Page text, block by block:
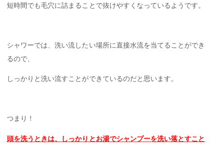
短時間でも毛穴に詰まることで抜けやすくなっているようです。
シャワーでは、洗い流したい場所に直接水流を当てることができ
るので、
しっかりと洗い流すことができているのだと思います。
つまり！
頭を洗うときは、しっかりとお湯でシャンプーを洗い落とすこと